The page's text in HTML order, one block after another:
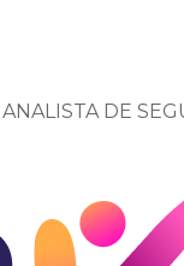
ANALISTA DE